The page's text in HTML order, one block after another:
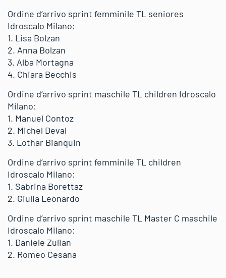
Ordine d’arrivo sprint femminile TL seniores
Idroscalo Milano:
1. Lisa Bolzan
2. Anna Bolzan
3. Alba Mortagna
4. Chiara Becchis
Ordine d’arrivo sprint maschile TL children Idroscalo
Milano:
1. Manuel Contoz
2. Michel Deval
3. Lothar Bianquin
Ordine d’arrivo sprint femminile TL children
Idroscalo Milano:
1. Sabrina Borettaz
2. Giulia Leonardo
Ordine d’arrivo sprint maschile TL Master C maschile
Idroscalo Milano:
1. Daniele Zulian
2. Romeo Cesana